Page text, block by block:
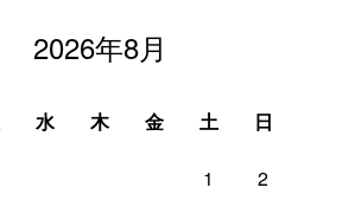
2026年8月
水 木 金 土 日
1 2